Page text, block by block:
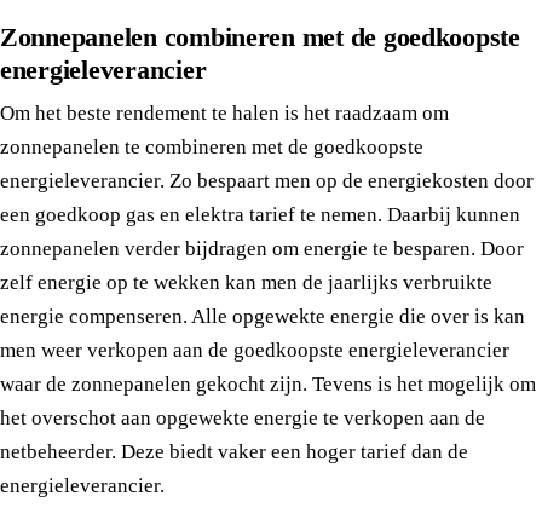
Zonnepanelen combineren met de goedkoopste
energieleverancier
Om het beste rendement te halen is het raadzaam om
zonnepanelen te combineren met de goedkoopste
energieleverancier. Zo bespaart men op de energiekosten door
een goedkoop gas en elektra tarief te nemen. Daarbij kunnen
zonnepanelen verder bijdragen om energie te besparen. Door
zelf energie op te wekken kan men de jaarlijks verbruikte
energie compenseren. Alle opgewekte energie die over is kan
men weer verkopen aan de goedkoopste energieleverancier
waar de zonnepanelen gekocht zijn. Tevens is het mogelijk om
het overschot aan opgewekte energie te verkopen aan de
netbeheerder. Deze biedt vaker een hoger tarief dan de
energieleverancier.